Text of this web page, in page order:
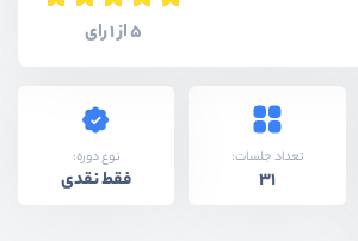
5 از 1 رای
تعداد جلسات:
31
نوع دوره:
فقط نقدی